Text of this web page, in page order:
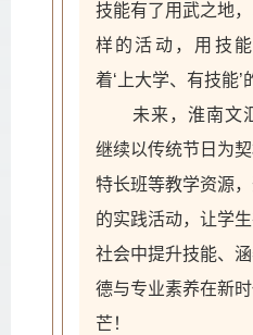
技能有了用武之地
样的活动，用技
着‘上大学、有技能’
未来，淮南文
继续以传统节日为
特长班等教学资源
的实践活动，让学
社会中提升技能、
德与专业素养在新
芒！